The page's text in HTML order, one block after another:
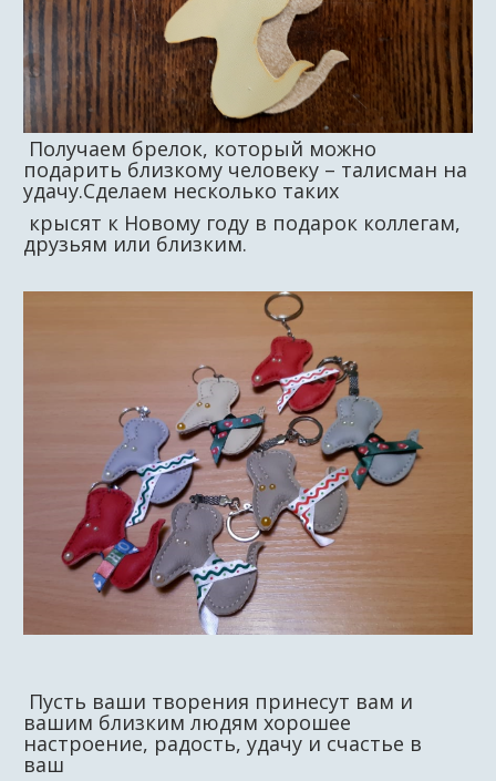
Получаем брелок, который можно
подарить близкому человеку – талисман на
удачу.Сделаем несколько таких
крысят к Новому году в подарок коллегам,
друзьям или близким.
Пусть ваши творения принесут вам и
вашим близким людям хорошее
настроение, радость, удачу и счастье в
ваш